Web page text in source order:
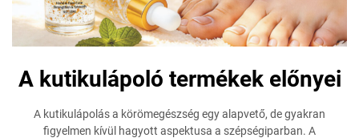
A kutikulápoló termékek előnyei
A kutikulápolás a körömegészség egy alapvető, de gyakran
figyelmen kívül hagyott aspektusa a szépségiparban. A